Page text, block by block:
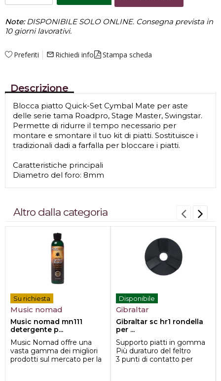
Note:DISPONIBILE SOLO ONLINE. Consegna prevista in
10 giorni lavorativi.
Preferiti mail_outline Richiedi info Stampa scheda
Descrizione
Blocca piatto Quick-Set Cymbal Mate per aste
delle serie tama Roadpro, Stage Master, Swingstar.
Permette di ridurre il tempo necessario per
montare e smontare il tuo kit di piatti. Sostituisce i
tradizionali dadi a farfalla per bloccare i piatti.
Caratteristiche principali
Diametro del foro: 8mm
Altro dalla categoria
Su richiesta
Music nomad
Music nomad mn111
detergente p...
Music Nomad offre una
vasta gamma dei migliori
prodotti sul mercato per la
Disponibile
Gibraltar
Gibraltar sc hr1 rondella
per ...
Supporto piatti in gomma
Più duraturo del feltro
3 punti di contatto per